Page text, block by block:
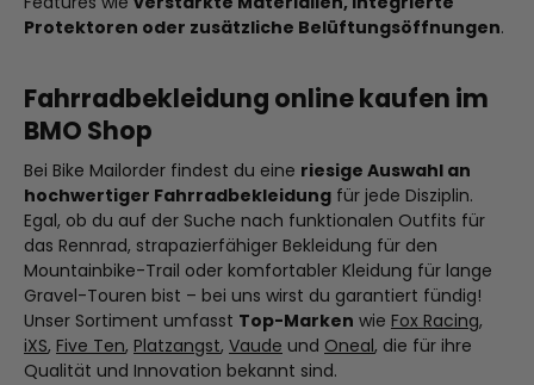
Protektoren oder zusätzliche Belüftungsöffnungen.
Fahrradbekleidung online kaufen im
BMO Shop
Bei Bike Mailorder findest du eine riesige Auswahl an
hochwertiger Fahrradbekleidung für jede Disziplin.
Egal, ob du auf der Suche nach funktionalen Outfits für
das Rennrad, strapazierfähiger Bekleidung für den
Mountainbike-Trail oder komfortabler Kleidung für lange
Gravel-Touren bist – bei uns wirst du garantiert fündig!
Unser Sortiment umfasst Top-Marken wie Fox Racing,
iXS, Five Ten, Platzangst, Vaude und Oneal, die für ihre
Qualität und Innovation bekannt sind.